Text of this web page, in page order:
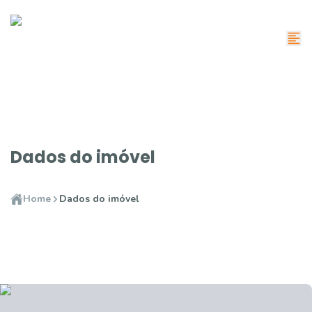
Dados do imóvel
Home Dados do imóvel